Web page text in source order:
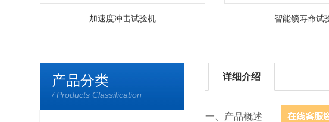
加速度冲击试验机 智能锁寿命试
产品分类
/ Products Classification
详细介绍
一、产品概述